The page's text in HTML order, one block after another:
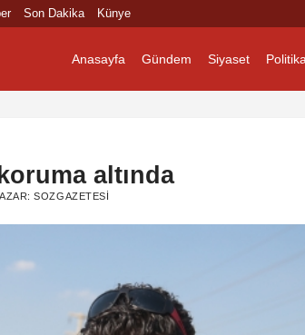
Son Dakika Künye
Anasayfa Gündem Siyaset Politika
altında
SOZGAZETESI